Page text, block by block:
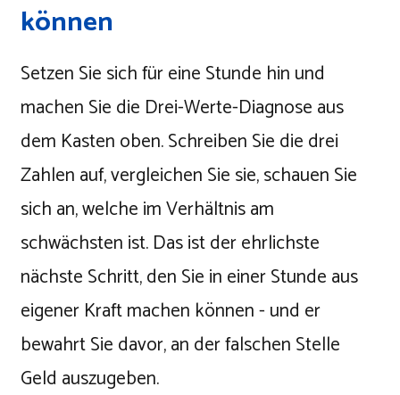
können
Setzen Sie sich für eine Stunde hin und
machen Sie die Drei-Werte-Diagnose aus
dem Kasten oben. Schreiben Sie die drei
Zahlen auf, vergleichen Sie sie, schauen Sie
sich an, welche im Verhältnis am
schwächsten ist. Das ist der ehrlichste
nächste Schritt, den Sie in einer Stunde aus
eigener Kraft machen können - und er
bewahrt Sie davor, an der falschen Stelle
Geld auszugeben.